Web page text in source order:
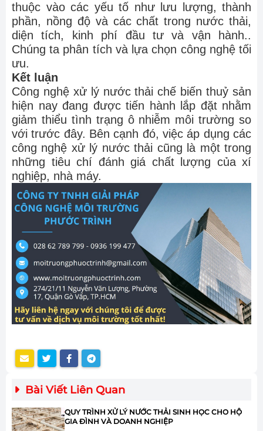
thuộc vào các yếu tố như lưu lượng, thành
phần, nồng độ và các chất trong nước thải,
diện tích, kinh phí đầu tư và vận hành..
Chúng ta phân tích và lựa chọn công nghệ tối
ưu.
Kết luận
Công nghệ xử lý nước thải chế biến thuỷ sản
hiện nay đang được tiến hành lắp đặt nhằm
giảm thiểu tình trạng ô nhiễm môi trường so
với trước đây. Bên cạnh đó, việc áp dụng các
công nghệ xử lý nước thải cũng là một trong
những tiêu chí đánh giá chất lượng của xí
nghiệp, nhà máy.
Bài Viết Liên Quan
QUY TRÌNH XỬ LÝ NƯỚC THẢI SINH HỌC CHO HỘ
GIA ĐÌNH VÀ DOANH NGHIỆP